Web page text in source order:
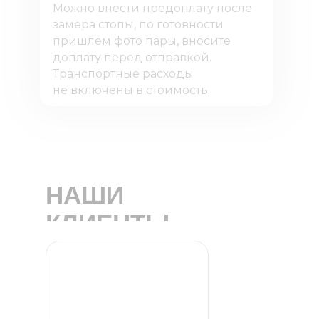
Можно внести предоплату после
замера стопы, по готовности
пришлем фото пары, вносите
доплату перед отправкой.
Транспортные расходы
не включены в стоимость.
НАШИ
КЛИЕНТЫ